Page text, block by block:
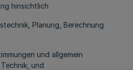
hinsichtlich
Planung, Berechnung
und allgemein
und